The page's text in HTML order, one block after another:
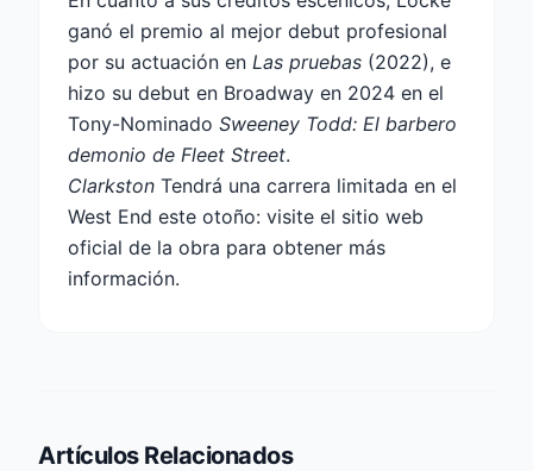
ganó el premio al mejor debut profesional
por su actuación en Las pruebas (2022), e
hizo su debut en Broadway en 2024 en el
Tony-Nominado Sweeney Todd: El barbero
demonio de Fleet Street.
Clarkston Tendrá una carrera limitada en el
West End este otoño: visite el sitio web
oficial de la obra para obtener más
información.
Artículos Relacionados